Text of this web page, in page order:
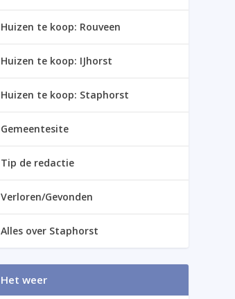
Huizen te koop: Rouveen
Huizen te koop: IJhorst
Huizen te koop: Staphorst
Gemeentesite
Tip de redactie
Verloren/Gevonden
Alles over Staphorst
Het weer